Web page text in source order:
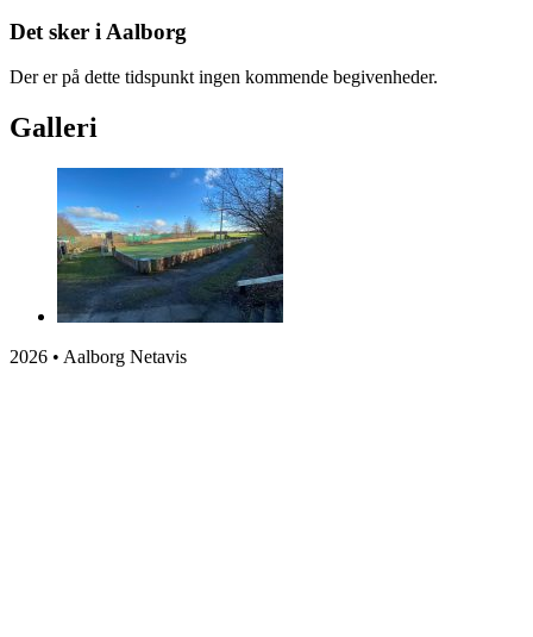
Det sker i Aalborg
Der er på dette tidspunkt ingen kommende begivenheder.
Galleri
2026 • Aalborg Netavis